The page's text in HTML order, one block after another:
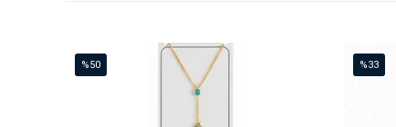
%50
%33